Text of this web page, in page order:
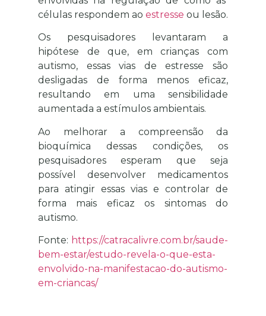
células respondem ao estresse ou lesão.
Os pesquisadores levantaram a
hipótese de que, em crianças com
autismo, essas vias de estresse são
desligadas de forma menos eficaz,
resultando em uma sensibilidade
aumentada a estímulos ambientais.
Ao melhorar a compreensão da
bioquímica dessas condições, os
pesquisadores esperam que seja
possível desenvolver medicamentos
para atingir essas vias e controlar de
forma mais eficaz os sintomas do
autismo.
Fonte: https://catracalivre.com.br/saude-
bem-estar/estudo-revela-o-que-esta-
envolvido-na-manifestacao-do-autismo-
em-criancas/